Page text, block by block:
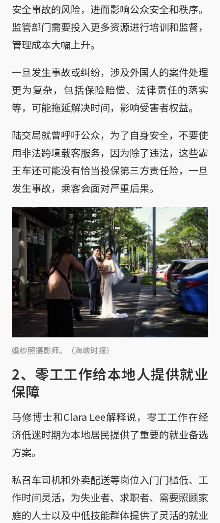
安全事故的风险，进而影响公众安全和秩序。
监管部门需要投入更多资源进行培训和监督，
管理成本大幅上升。
一旦发生事故或纠纷，涉及外国人的案件处理
更为复杂，包括保险赔偿、法律责任的落实
等，可能拖延解决时间，影响受害者权益。
陆交局就曾呼吁公众，为了自身安全，不要使
用非法跨境载客服务，因为除了违法，这些霸
王车还可能没有恰当投保第三方责任险，一旦
发生事故，乘客会面对严重后果。
婚纱照摄影师。（海峡时报）
2、零工工作给本地人提供就业
保障
马修博士和Clara Lee解释说，零工工作在经
济低迷时期为本地居民提供了重要的就业备选
方案。
私召车司机和外卖配送等岗位入门门槛低、工
作时间灵活，为失业者、求职者、需要照顾家
庭的人士以及中低技能群体提供了灵活的就业